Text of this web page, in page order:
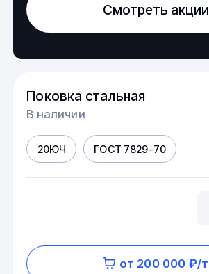
Смотреть акции
Поковка стальная
В наличии
20ЮЧ ГОСТ 7829-70
от 200 000 ₽/т